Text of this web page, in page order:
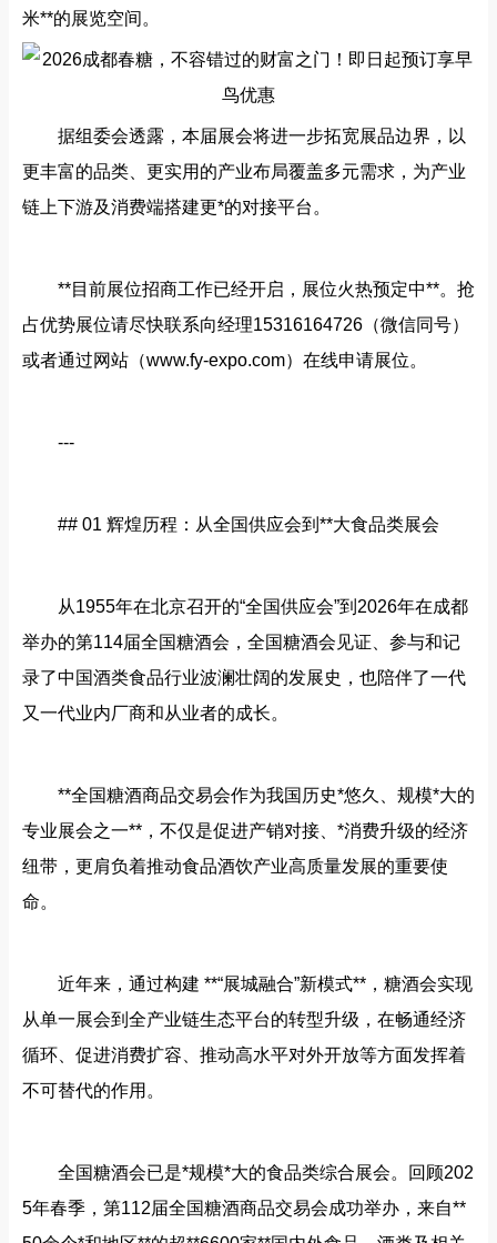
米**的展览空间。
据组委会透露，本届展会将进一步拓宽展品边界，以
更丰富的品类、更实用的产业布局覆盖多元需求，为产业
链上下游及消费端搭建更*的对接平台。
**目前展位招商工作已经开启，展位火热预定中**。抢
占优势展位请尽快联系向经理15316164726（微信同号）
或者通过网站（www.fy-expo.com）在线申请展位。
---
## 01 辉煌历程：从全国供应会到**大食品类展会
从1955年在北京召开的“全国供应会”到2026年在成都
举办的第114届全国糖酒会，全国糖酒会见证、参与和记
录了中国酒类食品行业波澜壮阔的发展史，也陪伴了一代
又一代业内厂商和从业者的成长。
**全国糖酒商品交易会作为我国历史*悠久、规模*大的
专业展会之一**，不仅是促进产销对接、*消费升级的经济
纽带，更肩负着推动食品酒饮产业高质量发展的重要使
命。
近年来，通过构建 **“展城融合”新模式**，糖酒会实现
从单一展会到全产业链生态平台的转型升级，在畅通经济
循环、促进消费扩容、推动高水平对外开放等方面发挥着
不可替代的作用。
全国糖酒会已是*规模*大的食品类综合展会。回顾202
5年春季，第112届全国糖酒商品交易会成功举办，来自**